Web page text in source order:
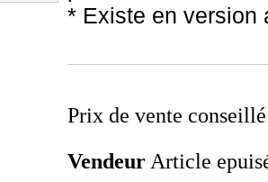
* Existe en version
Prix de vente
Vendeur Article